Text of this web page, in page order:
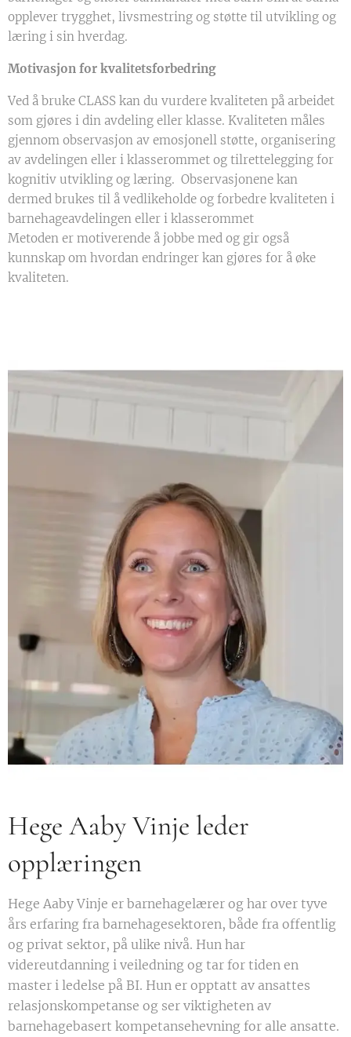
opplever trygghet, livsmestring og støtte til utvikling og
læring i sin hverdag.
Motivasjon for kvalitetsforbedring
Ved å bruke CLASS kan du vurdere kvaliteten på arbeidet
som gjøres i din avdeling eller klasse. Kvaliteten måles
gjennom observasjon av emosjonell støtte, organisering
av avdelingen eller i klasserommet og tilrettelegging for
kognitiv utvikling og læring. Observasjonene kan
dermed brukes til å vedlikeholde og forbedre kvaliteten i
barnehageavdelingen eller i klasserommet
Metoden er motiverende å jobbe med og gir også
kunnskap om hvordan endringer kan gjøres for å øke
kvaliteten.
Hege Aaby Vinje leder
opplæringen
Hege Aaby Vinje er barnehagelærer og har over tyve
års erfaring fra barnehagesektoren, både fra offentlig
og privat sektor, på ulike nivå. Hun har
videreutdanning i veiledning og tar for tiden en
master i ledelse på BI. Hun er opptatt av ansattes
relasjonskompetanse og ser viktigheten av
barnehagebasert kompetansehevning for alle ansatte.